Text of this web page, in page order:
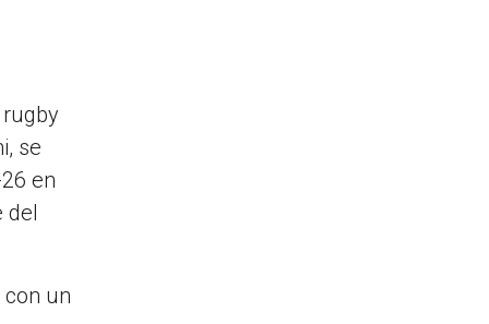
se
en
del
un